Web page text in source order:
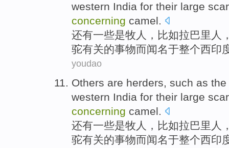
western India for their large
concerning camel.
还有一些是牧人 ， 比如拉巴里人
驼有关的事物而闻名于整个西印
youdao
Others are herders, such as the
western India for their large
concerning camel.
还有一些是牧人 ， 比如拉巴里人
驼有关的事物而闻名于整个西印